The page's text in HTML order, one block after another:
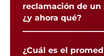
reclamación de
¿y ahora qué?
¿Cuál es el